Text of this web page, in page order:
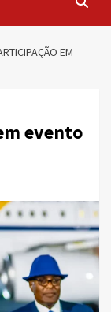
EM
evento